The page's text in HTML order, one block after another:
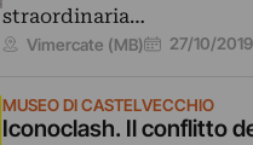
straordinaria…
Vimercate (MB) 27/10/2019
MUSEO DI CASTELVECCHIO
Iconoclash. Il conflitto